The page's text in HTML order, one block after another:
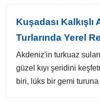
Kuşadası Kalkışlı
Turlarında Yerel
Akdeniz'in turkuaz
güzel kıyı şeridini
biri, lüks bir gemi turuna